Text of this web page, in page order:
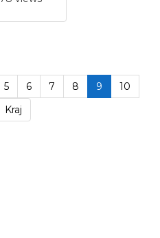
5 6 7 8 9
10
Kraj